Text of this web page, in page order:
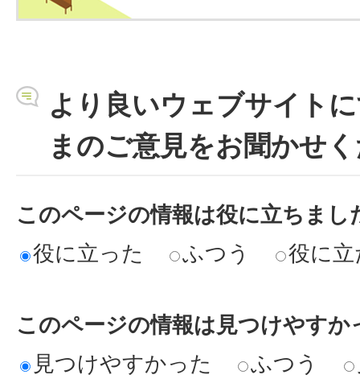
より良いウェブサイト
まのご意見をお聞かせ
このページの情報は役に立ちまし
役に立った
ふつう 役に
このページの情報は見つけやすか
見つけやすかった
ふつう